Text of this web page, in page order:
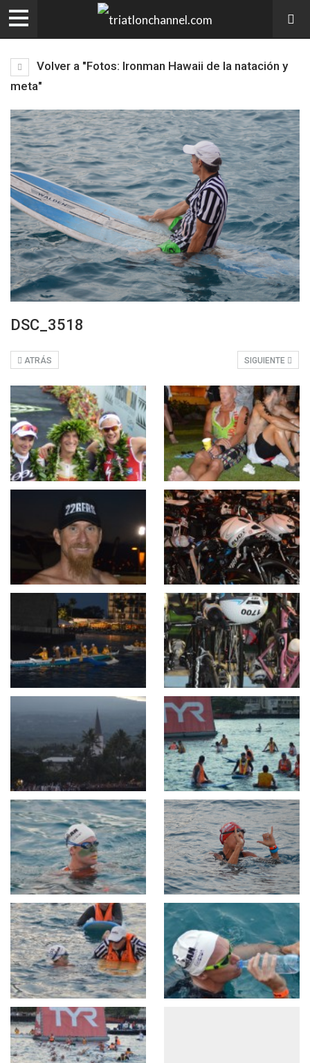
Volver a "Fotos: Ironman Hawaii de la natación y
meta"
DSC_3518
SIGUIENTE
ATRÁS